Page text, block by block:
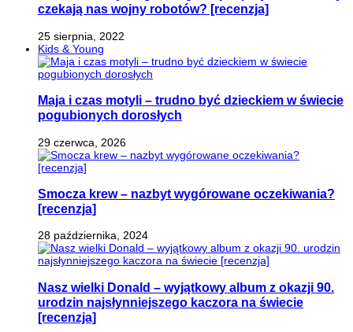
czekają nas wojny robotów? [recenzja]
25 sierpnia, 2022
Kids & Young
Maja i czas motyli – trudno być dzieckiem w świecie
pogubionych dorosłych
29 czerwca, 2026
Smocza krew – nazbyt wygórowane oczekiwania?
[recenzja]
28 października, 2024
Nasz wielki Donald – wyjątkowy album z okazji 90.
urodzin najsłynniejszego kaczora na świecie
[recenzja]